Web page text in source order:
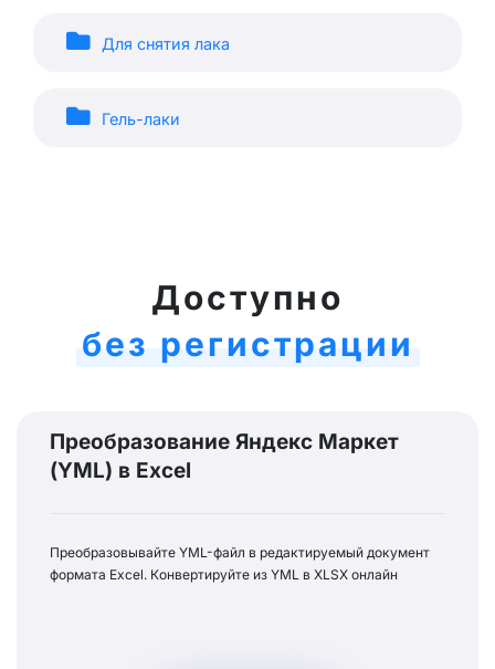
Для снятия лака
Гель-лаки
Доступно
без регистрации
Преобразование Яндекс Маркет
(YML) в Excel
Преобразовывайте YML-файл в редактируемый документ
формата Excel. Конвертируйте из YML в XLSX онлайн